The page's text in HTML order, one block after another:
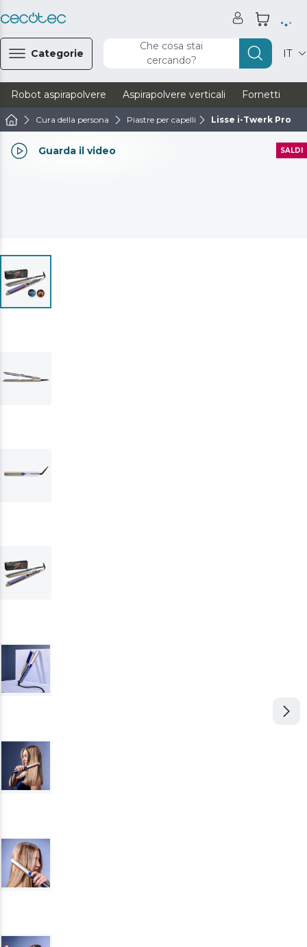
Categorie
Che cosa stai
cercando?
IT
Robot aspirapolvere Aspirapolvere verticali Fornetti
Cura della persona Piastre per capelli Lisse i-Twerk Pro
Guarda il video SALDI